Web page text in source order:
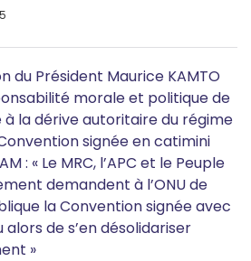
du Président Maurice KAMTO
morale et politique de
à la dérive autoritaire du régime
signée en catimini
: « Le MRC, l’APC et le Peuple
demandent à l’ONU de
la Convention signée avec
alors de s’en désolidariser
»